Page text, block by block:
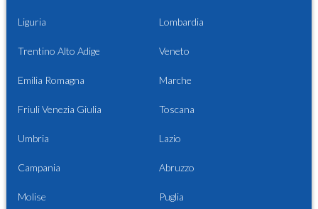
Liguria Lombardia
Trentino Alto Adige Veneto
Emilia Romagna Marche
Friuli Venezia Giulia Toscana
Umbria Lazio
Campania Abruzzo
Molise Puglia